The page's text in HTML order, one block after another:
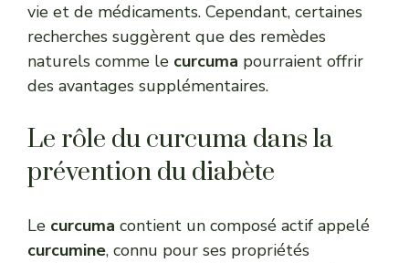
vie et de médicaments. Cependant, certaines
recherches suggèrent que des remèdes
naturels comme le curcuma pourraient offrir
des avantages supplémentaires.
Le rôle du curcuma dans la
prévention du diabète
Le curcuma contient un composé actif appelé
curcumine, connu pour ses propriétés